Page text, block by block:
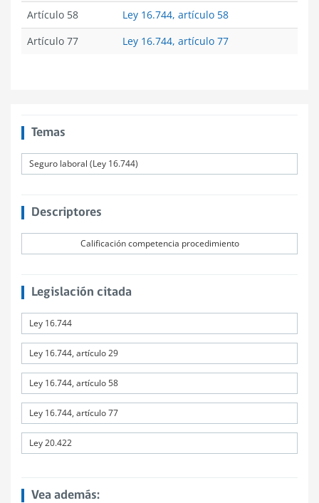
Artículo 58
Ley 16.744, artículo 58
Artículo 77
Ley 16.744, artículo 77
Temas
Seguro laboral (Ley 16.744)
Descriptores
Calificación competencia procedimiento
Legislación citada
Ley 16.744
Ley 16.744, artículo 29
Ley 16.744, artículo 58
Ley 16.744, artículo 77
Ley 20.422
Vea además: